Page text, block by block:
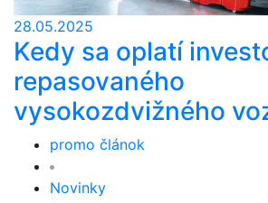
28.05.2025
Kedy sa oplatí
repasovaného
vysokozdvižného
promo článok
Novinky